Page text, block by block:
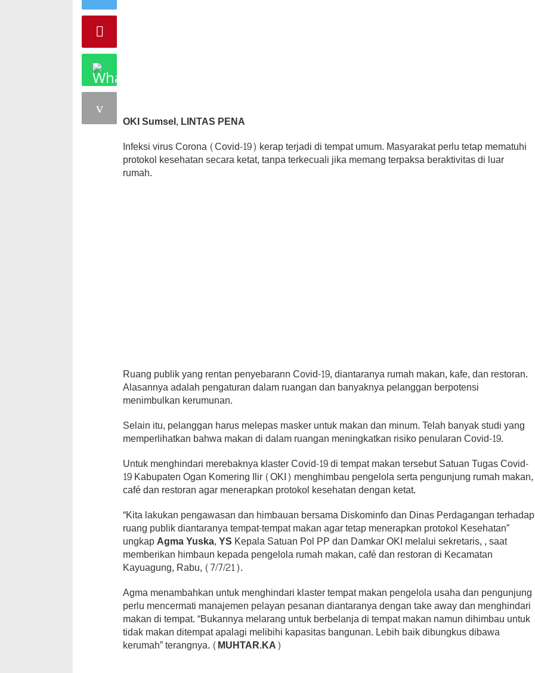
OKI Sumsel, LINTAS PENA
Infeksi virus Corona (Covid-19) kerap terjadi di tempat umum. Masyarakat perlu tetap mematuhi
protokol kesehatan secara ketat, tanpa terkecuali jika memang terpaksa beraktivitas di luar
rumah.
Ruang publik yang rentan penyebarann Covid-19, diantaranya rumah makan, kafe, dan restoran.
Alasannya adalah pengaturan dalam ruangan dan banyaknya pelanggan berpotensi
menimbulkan kerumunan.
Selain itu, pelanggan harus melepas masker untuk makan dan minum. Telah banyak studi yang
memperlihatkan bahwa makan di dalam ruangan meningkatkan risiko penularan Covid-19.
Untuk menghindari merebaknya klaster Covid-19 di tempat makan tersebut Satuan Tugas Covid-
19 Kabupaten Ogan Komering Ilir (OKI) menghimbau pengelola serta pengunjung rumah makan,
café dan restoran agar menerapkan protokol kesehatan dengan ketat.
“Kita lakukan pengawasan dan himbauan bersama Diskominfo dan Dinas Perdagangan terhadap
ruang publik diantaranya tempat-tempat makan agar tetap menerapkan protokol Kesehatan”
ungkapAgma Yuska, YS Kepala Satuan Pol PP dan Damkar OKI melalui sekretaris, , saat
memberikan himbaun kepada pengelola rumah makan, café dan restoran di Kecamatan
Kayuagung, Rabu, (7/7/21).
Agma menambahkan untuk menghindari klaster tempat makan pengelola usaha dan pengunjung
perlu mencermati manajemen pelayan pesanan diantaranya dengan take away dan menghindari
makan di tempat. “Bukannya melarang untuk berbelanja di tempat makan namun dihimbau untuk
tidak makan ditempat apalagi melibihi kapasitas bangunan. Lebih baik dibungkus dibawa
kerumah” terangnya. (MUHTAR.KA)